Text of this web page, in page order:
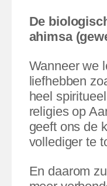
De
ahimsa
Wanneer we
liefhebben
heel
religies op
geeft ons de
vollediger te
En daarom